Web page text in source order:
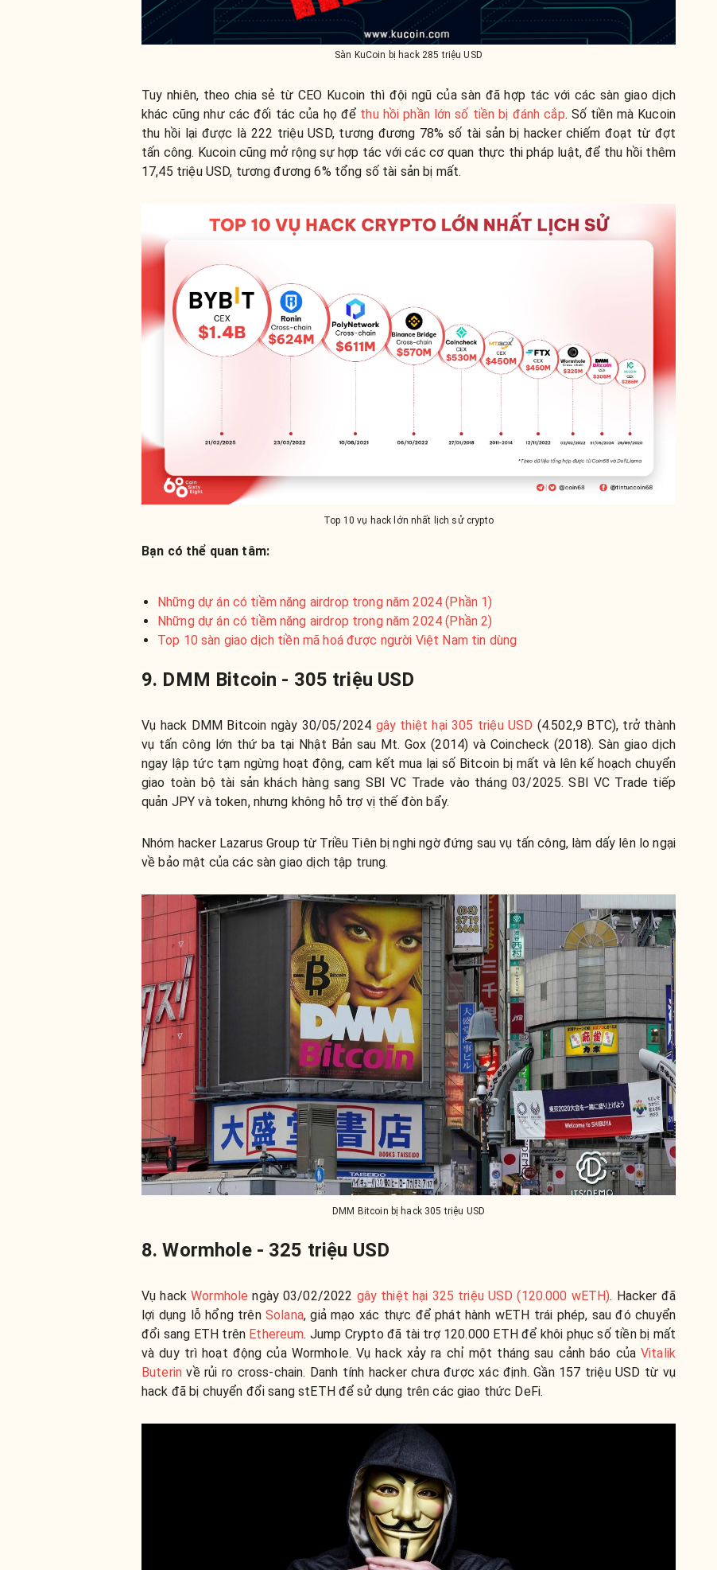
Sàn KuCoin bị hack 285 triệu USD
Tuy nhiên, theo chia sẻ từ CEO Kucoin thì đội ngũ của sàn đã hợp tác với các sàn giao dịch
khác cũng như các đối tác của họ để thu hồi phần lớn số tiền bị đánh cắp. Số tiền mà Kucoin
thu hồi lại được là 222 triệu USD, tương đương 78% số tài sản bị hacker chiếm đoạt từ đợt
tấn công. Kucoin cũng mở rộng sự hợp tác với các cơ quan thực thi pháp luật, để thu hồi thêm
17,45 triệu USD, tương đương 6% tổng số tài sản bị mất.
Top 10 vụ hack lớn nhất lịch sử crypto
Bạn có thể quan tâm:
Những dự án có tiềm năng airdrop trong năm 2024 (Phần 1)
Những dự án có tiềm năng airdrop trong năm 2024 (Phần 2)
Top 10 sàn giao dịch tiền mã hoá được người Việt Nam tin dùng
9. DMM Bitcoin - 305 triệu USD
Vụ hack DMM Bitcoin ngày 30/05/2024 gây thiệt hại 305 triệu USD (4.502,9 BTC), trở thành
vụ tấn công lớn thứ ba tại Nhật Bản sau Mt. Gox (2014) và Coincheck (2018). Sàn giao dịch
ngay lập tức tạm ngừng hoạt động, cam kết mua lại số Bitcoin bị mất và lên kế hoạch chuyển
giao toàn bộ tài sản khách hàng sang SBI VC Trade vào tháng 03/2025.SBI VC Trade tiếp
quản JPY và token, nhưng không hỗ trợ vị thế đòn bẩy.
Nhóm hacker Lazarus Group từ Triều Tiên bị nghi ngờ đứng sau vụ tấn công, làm dấy lên lo ngại
về bảo mật của các sàn giao dịch tập trung.
DMM Bitcoin bị hack 305 triệu USD
8. Wormhole - 325 triệu USD
Vụ hackWormhole ngày 03/02/2022 gây thiệt hại 325 triệu USD (120.000 wETH). Hacker đã
lợi dụng lỗ hổng trênSolana, giả mạo xác thực để phát hành wETH trái phép, sau đó chuyển
đổi sang ETH trên Ethereum. Jump Crypto đã tài trợ 120.000 ETH để khôi phục số tiền bị mất
và duy trì hoạt động của Wormhole. Vụ hack xảy ra chỉ một tháng sau cảnh báo của Vitalik
Buterin về rủi ro cross-chain. Danh tính hacker chưa được xác định. Gần 157 triệu USD từ vụ
hack đã bị chuyển đổi sang stETH để sử dụng trên các giao thức DeFi.